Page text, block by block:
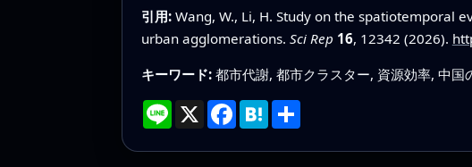
引用: Wang, W., Li, H. Study on the spatiotemporal
urban agglomerations. Sci Rep 16, 12342 (2026).
キーワード: 都市代謝, 都市クラスター, 資源効率, 中国
Line X Facebook
Hatena
共
有